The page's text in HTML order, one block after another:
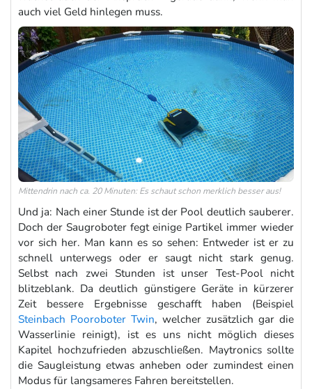
auch viel Geld hinlegen muss.
Mittendrin nach ca. 20 Minuten: Es schaut schon merklich besser aus!
Und ja: Nach einer Stunde ist der Pool deutlich sauberer.
Doch der Saugroboter fegt einige Partikel immer wieder
vor sich her. Man kann es so sehen: Entweder ist er zu
schnell unterwegs oder er saugt nicht stark genug.
Selbst nach zwei Stunden ist unser Test-Pool nicht
blitzeblank. Da deutlich günstigere Geräte in kürzerer
Zeit bessere Ergebnisse geschafft haben (Beispiel
Steinbach Pooroboter Twin, welcher zusätzlich gar die
Wasserlinie reinigt), ist es uns nicht möglich dieses
Kapitel hochzufrieden abzuschließen. Maytronics sollte
die Saugleistung etwas anheben oder zumindest einen
Modus für langsameres Fahren bereitstellen.